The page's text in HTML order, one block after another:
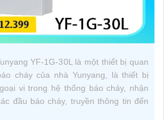
YF-1G-30L là một thiết bị quan
cháy của nhà Yunyang, là thiết bị
vi trong hệ thống báo cháy, nhận
đầu báo cháy, truyền thông tin đến